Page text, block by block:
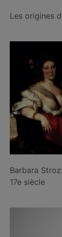
Les origines
Barbara
17e siècle